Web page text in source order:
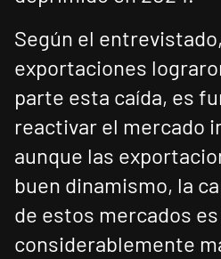
Según el
exportaciones
parte esta caída, es
reactivar el mercado
aunque las
buen dinamismo, la
de estos mercados es
considerablemente